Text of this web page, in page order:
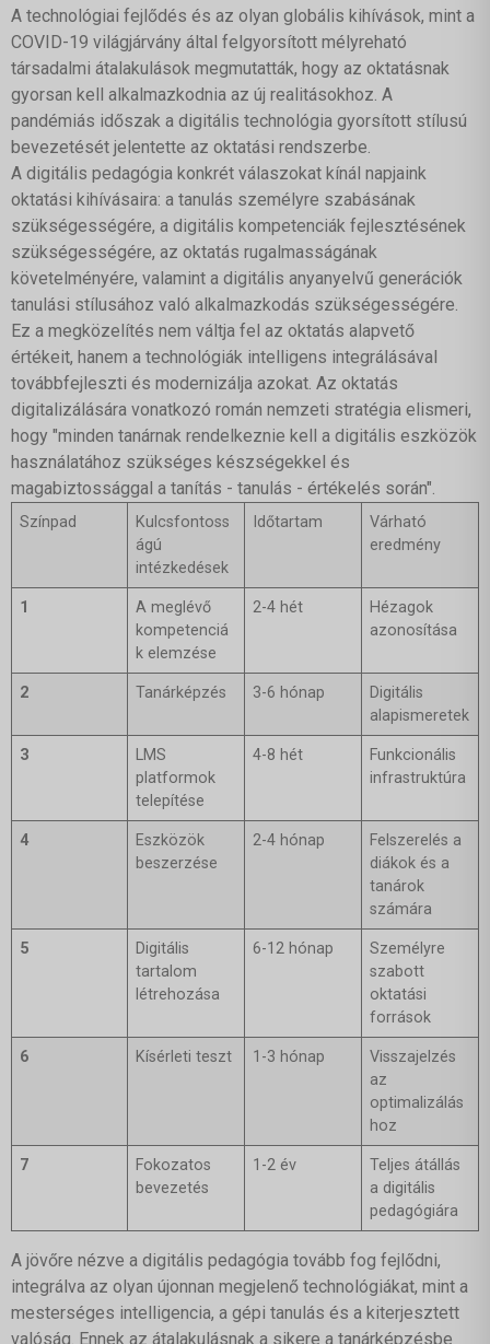
A technológiai fejlődés és az olyan globális kihívások, mint a
COVID-19 világjárvány által felgyorsított mélyreható
társadalmi átalakulások megmutatták, hogy az oktatásnak
gyorsan kell alkalmazkodnia az új realitásokhoz. A
pandémiás időszak a digitális technológia gyorsított stílusú
bevezetését jelentette az oktatási rendszerbe.
A digitális pedagógia konkrét válaszokat kínál napjaink
oktatási kihívásaira: a tanulás személyre szabásának
szükségességére, a digitális kompetenciák fejlesztésének
szükségességére, az oktatás rugalmasságának
követelményére, valamint a digitális anyanyelvű generációk
tanulási stílusához való alkalmazkodás szükségességére.
Ez a megközelítés nem váltja fel az oktatás alapvető
értékeit, hanem a technológiák intelligens integrálásával
továbbfejleszti és modernizálja azokat. Az oktatás
digitalizálására vonatkozó román nemzeti stratégia elismeri,
hogy "minden tanárnak rendelkeznie kell a digitális eszközök
használatához szükséges készségekkel és
magabiztossággal a tanítás - tanulás - értékelés során".
Színpad
Kulcsfontoss
ágú
intézkedések
Időtartam
Várható
eredmény
1
A meglévő
kompetenciá
k elemzése
2-4 hét
Hézagok
azonosítása
2 Tanárképzés 3-6 hónap
Digitális
alapismeretek
3
LMS
platformok
telepítése
4-8 hét
Funkcionális
infrastruktúra
4
Eszközök
beszerzése
2-4 hónap
Felszerelés a
diákok és a
tanárok
számára
5
Digitális
tartalom
létrehozása
6-12 hónap
Személyre
szabott
oktatási
források
6 Kísérleti teszt 1-3 hónap
Visszajelzés
az
optimalizálás
hoz
7
Fokozatos
bevezetés
1-2 év
Teljes átállás
a digitális
pedagógiára
A jövőre nézve a digitális pedagógia tovább fog fejlődni,
integrálva az olyan újonnan megjelenő technológiákat, mint a
mesterséges intelligencia, a gépi tanulás és a kiterjesztett
valóság. Ennek az átalakulásnak a sikere a tanárképzésbe